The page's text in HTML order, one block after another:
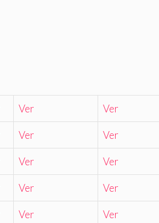
Ver Ver
Ver Ver
Ver Ver
Ver Ver
Ver Ver